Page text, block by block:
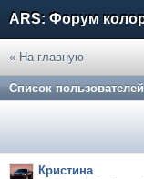
ARS: Форум
« На главную
Список пользователей
Кристина